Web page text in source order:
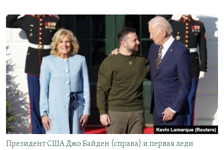
Президент США Джо Байден (справа) и первая леди